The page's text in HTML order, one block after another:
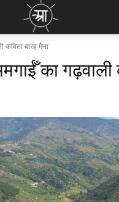
कविता बारह मैना
का गढ़वाली